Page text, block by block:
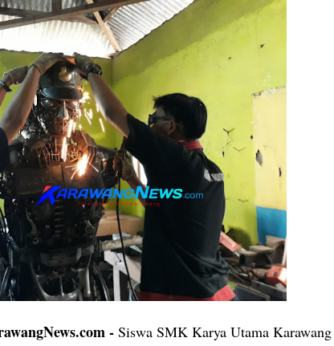
- Siswa SMK Karya Utama Karawang